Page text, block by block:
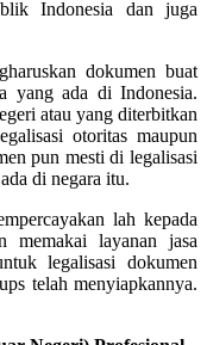
Indonesia dan juga
dokumen buat
yang ada di Indonesia.
atau yang diterbitkan
otoritas maupun
pun mesti di legalisasi
di negara itu.
lah kepada
memakai layanan jasa
legalisasi dokumen
telah menyiapkannya.